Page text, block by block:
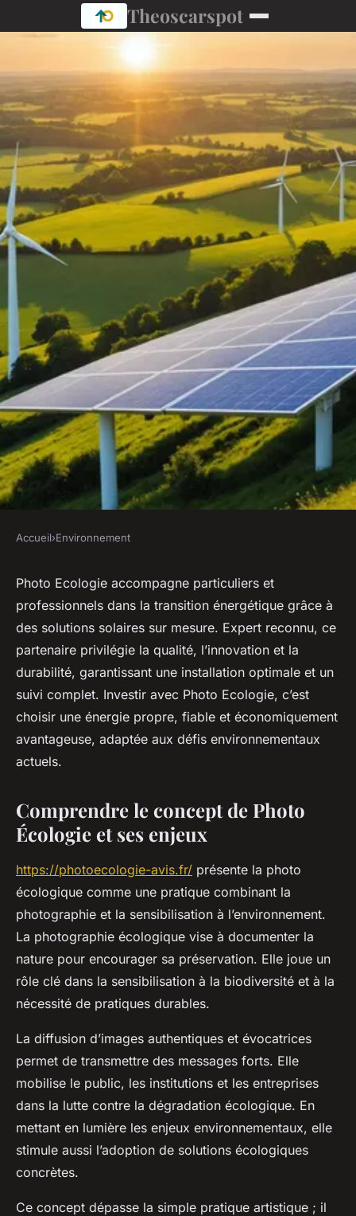
Theoscarspot
Photo ecologie : votre
partenaire pour une énergie
renouvelable
Léa•13 septembre 2025• 5 min de lecture
Accueil›Environnement
Photo Ecologie accompagne particuliers et
professionnels dans la transition énergétique grâce à
des solutions solaires sur mesure. Expert reconnu, ce
partenaire privilégie la qualité, l’innovation et la
durabilité, garantissant une installation optimale et un
suivi complet. Investir avec Photo Ecologie, c’est
choisir une énergie propre, fiable et économiquement
avantageuse, adaptée aux défis environnementaux
actuels.
Comprendre le concept de Photo
Écologie et ses enjeux
https://photoecologie-avis.fr/ présente la photo
écologique comme une pratique combinant la
photographie et la sensibilisation à l’environnement.
La photographie écologique vise à documenter la
nature pour encourager sa préservation. Elle joue un
rôle clé dans la sensibilisation à la biodiversité et à la
nécessité de pratiques durables.
La diffusion d’images authentiques et évocatrices
permet de transmettre des messages forts. Elle
mobilise le public, les institutions et les entreprises
dans la lutte contre la dégradation écologique. En
mettant en lumière les enjeux environnementaux, elle
stimule aussi l’adoption de solutions écologiques
concrètes.
Ce concept dépasse la simple pratique artistique ; il